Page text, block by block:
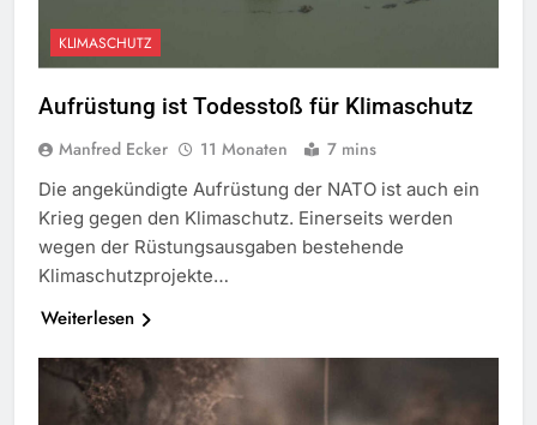
KLIMASCHUTZ
Aufrüstung ist Todesstoß für Klimaschutz
Manfred Ecker 11 Monaten 7 mins
Die angekündigte Aufrüstung der NATO ist auch ein
Krieg gegen den Klimaschutz. Einerseits werden
wegen der Rüstungsausgaben bestehende
Klimaschutzprojekte…
Weiterlesen